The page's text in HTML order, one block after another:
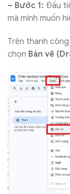
– Bước 1: Đầu
mà mình muốn
Trên thanh
chọn Bản vẽ